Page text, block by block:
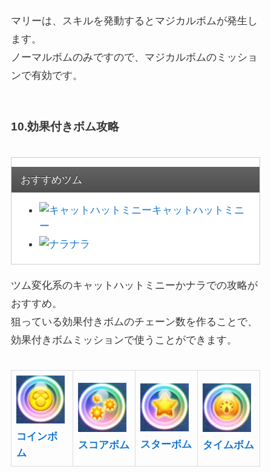
マリーは、スキルを発動するとマジカルボムが発生し
ます。
ノーマルボムのみですので、マジカルボムのミッショ
ンで有効です。
10.効果付きボム攻略
おすすめツム
キャットハットミニ
ー
ナラ
ツム変化系のキャットハットミニーかナラでの攻略が
おすすめ。
狙っている効果付きボムのチェーン数を作ることで、
効果付きボムミッションで使うことができます。
コインボ
ム
スコアボム スターボム タイムボム